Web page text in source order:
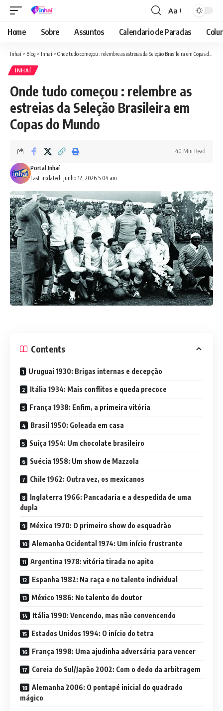
Font
Resizer
Aa
Home Sobre Assuntos Calendario de Paradas
Inhaí > Blog > Inhaí > Onde tudo começou : relembre as estreias da Seleção Brasileira em Copas do Mundo
INHAÍ
Onde tudo começou : relembre as
estreias da Seleção Brasileira em
Copas do Mundo
Last updated: junho 12, 2026 5:04 am
Portal Inhaí
40 Min Read
Contents
Uruguai 1930: Brigas internas e decepção
Itália 1934: Mais conflitos e queda precoce
França 1938: Enfim, a primeira vitória
Brasil 1950: Goleada em casa
Suíça 1954: Um chocolate brasileiro
Suécia 1958: Um show de Mazzola
Chile 1962: Outra vez, os mexicanos
Inglaterra 1966: Pancadaria e a despedida de uma
dupla
México 1970: O primeiro show do esquadrão
Alemanha Ocidental 1974: Um início frustrante
Argentina 1978: vitória tirada no apito
Espanha 1982: Na raça e no talento individual
México 1986: No talento do doutor
Itália 1990: Vencendo, mas não convencendo
Estados Unidos 1994: O início do tetra
França 1998: Uma ajudinha adversária para vencer
Coreia do Sul/Japão 2002: Com o dedo da arbitragem
Alemanha 2006: O pontapé inicial do quadrado
mágico